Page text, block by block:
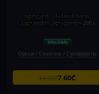
სდოუკოს - პაპაიას ჩირი,
უგლუტენო, ულაქტოზო 200გ
Орехи / Семечки / Сухофрукты
13.90₾7.60₾